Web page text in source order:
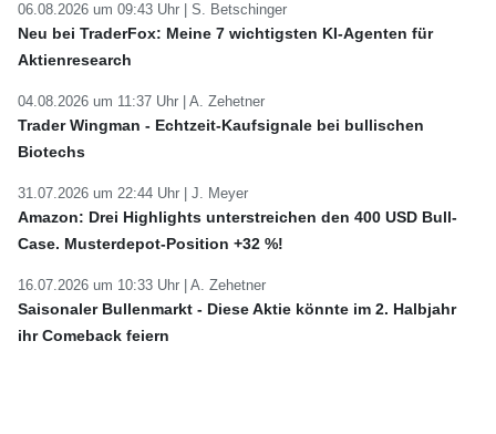
06.08.2026 um 09:43 Uhr | S. Betschinger
Neu bei TraderFox: Meine 7 wichtigsten KI-Agenten für
Aktienresearch
04.08.2026 um 11:37 Uhr | A. Zehetner
Trader Wingman - Echtzeit-Kaufsignale bei bullischen
Biotechs
31.07.2026 um 22:44 Uhr | J. Meyer
Amazon: Drei Highlights unterstreichen den 400 USD Bull-
Case. Musterdepot-Position +32 %!
16.07.2026 um 10:33 Uhr | A. Zehetner
Saisonaler Bullenmarkt - Diese Aktie könnte im 2. Halbjahr
ihr Comeback feiern